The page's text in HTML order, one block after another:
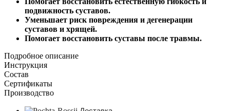
подвижность суставов.
Уменьшает риск повреждения и дегенерации
суставов и хрящей.
Помогает восстановить суставы после травмы.
Подробное описание
Инструкция
Состав
Сертификаты
Производство